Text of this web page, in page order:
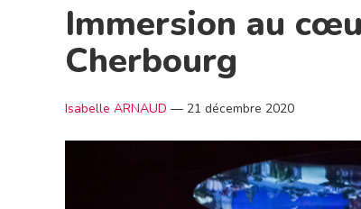
Immersion au
Cherbourg
Isabelle ARNAUD — 21 décembre 2020